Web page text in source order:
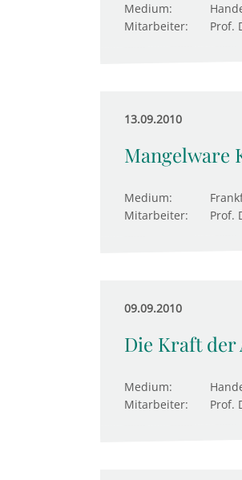
Medium:
Mitarbeiter:
Prof.
13.09.2010
Mangelware
Medium:
Mitarbeiter:
Prof.
09.09.2010
Die Kraft der
Medium:
Mitarbeiter:
Prof.